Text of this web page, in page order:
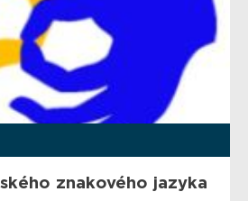
znakového jazyka